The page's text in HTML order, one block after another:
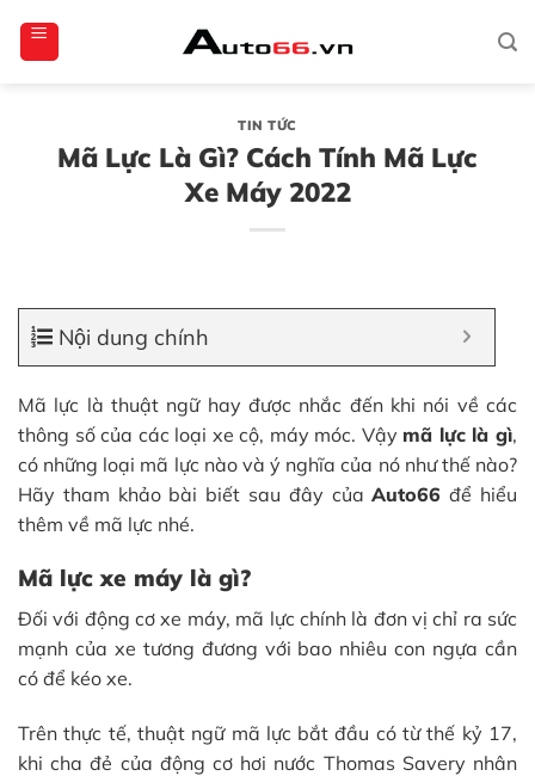
qua
TIN TỨC
Mã Lực Là Gì? Cách Tính Mã Lực
Xe Máy 2022
Nội dung chính
Mã lực là thuật ngữ hay được nhắc đến khi nói về các
thông số của các loại xe cộ, máy móc. Vậy mã lực là gì,
có những loại mã lực nào và ý nghĩa của nó như thế nào?
Hãy tham khảo bài biết sau đây củaAuto66 để hiểu
thêm về mã lực nhé.
Mã lực xe máy là gì?
Đối với động cơ xe máy, mã lực chính là đơn vị chỉ ra sức
mạnh của xe tương đương với bao nhiêu con ngựa cần
có để kéo xe.
Trên thực tế, thuật ngữ mã lực bắt đầu có từ thế kỷ 17,
khi cha đẻ của động cơ hơi nước Thomas Savery nhân